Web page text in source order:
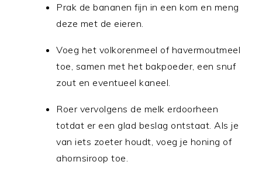
Prak de bananen fijn in een kom en meng
deze met de eieren.
Voeg het volkorenmeel of havermoutmeel
toe, samen met het bakpoeder, een snuf
zout en eventueel kaneel.
Roer vervolgens de melk erdoorheen
totdat er een glad beslag ontstaat. Als je
van iets zoeter houdt, voeg je honing of
ahornsiroop toe.